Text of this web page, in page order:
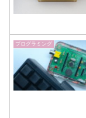
プログラミング